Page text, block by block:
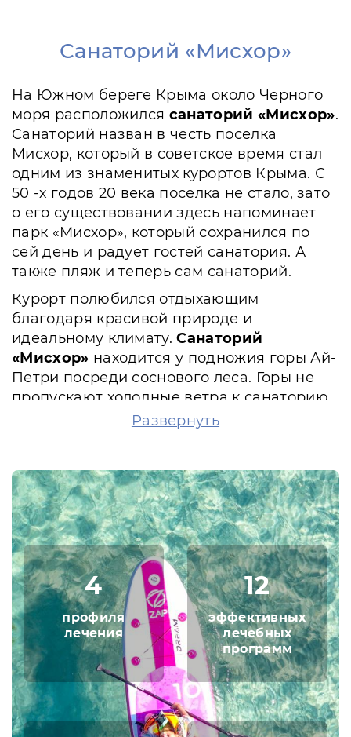
Санаторий «Мисхор»
На Южном береге Крыма около Черного
моря расположился санаторий «Мисхор».
Санаторий назван в честь поселка
Мисхор, который в советское время стал
одним из знаменитых курортов Крыма. С
50 -х годов 20 века поселка не стало, зато
о его существовании здесь напоминает
парк «Мисхор», который сохранился по
сей день и радует гостей санатория. А
также пляж и теперь сам санаторий.
Курорт полюбился отдыхающим
благодаря красивой природе и
идеальному климату.Санаторий
«Мисхор» находится у подножия горы Ай-
Петри посреди соснового леса. Горы не
пропускают холодные ветра к санаторию
и умеренно охлаждают воздух- душных
Черное море - ласковое и теплое, вместе с
солнцем оно отогревает прохладный
воздух гор - получается синтез горного и
морского климата, приятного свежего
тепла. Находится здесь гостям санатория
будет очень комфортно и легко!
Стоит отметить, полезные свойства
воздуха . Воздух насыщен полезными
веществами морских солей и растений,
которые выделяют фитонциды. Горный
воздух, свежесть лесов и нежный морской
бриз будут благотворно влиять на
самочувствие и здоровье гостей
Развернуть
4
профиля
лечения
12
эффективных
лечебных
программ